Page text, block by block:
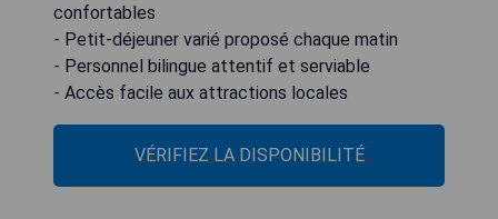
confortables
- Petit-déjeuner varié proposé chaque matin
- Personnel bilingue attentif et serviable
- Accès facile aux attractions locales
VÉRIFIEZ LA DISPONIBILITÉ